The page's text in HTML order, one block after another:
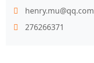
henry.mu@qq.com
276266371